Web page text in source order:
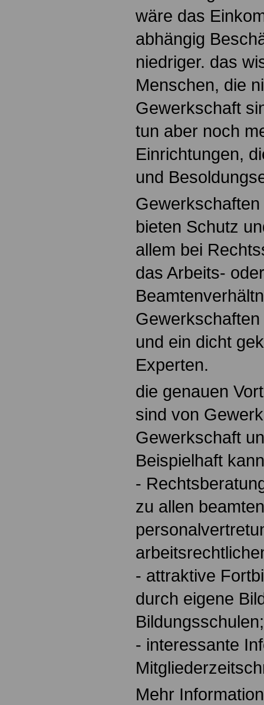
wäre das
abhängig
niedriger. das
Menschen, die
Gewerkschaft
tun aber noch
Einrichtungen,
und
bieten Schutz
allem bei
das Arbeits-
und ein dicht
Experten.
die genauen
sind von
Gewerkschaft
Beispielhaft
-
zu allen
- attraktive
durch eigene
Bildungsschulen;
- interessante
Mehr